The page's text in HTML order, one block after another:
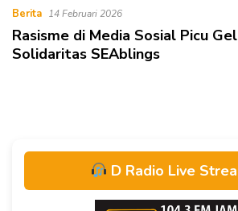
Berita 14 Februari 2026
Rasisme di Media Sosial Picu
Solidaritas SEAblings
D Radio Live